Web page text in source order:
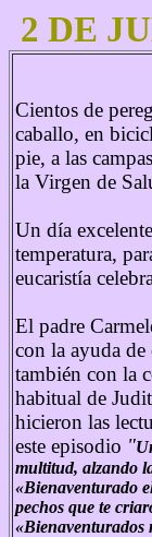
2 DE
Cientos de
caballo, en
pie, a las
la Virgen de
Un día
temperatura,
eucaristía
El padre
con la ayuda de
también con la
habitual de
hicieron las
este episodio "
multitud, alzando
«Bienaventurado
pechos que te
«Bienaventurados